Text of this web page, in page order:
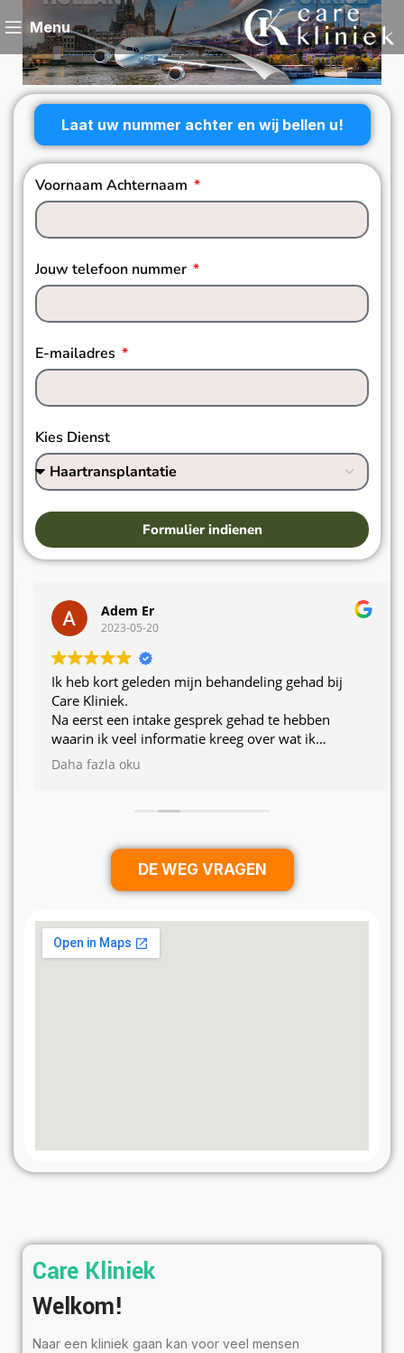
Menu
Laat uw nummer achter en wij bellen u!
Voornaam Achternaam
Jouw telefoon nummer
E-mailadres
Kies Dienst
Formulier indienen
Adem Er
2023-05-20
Ik heb kort geleden mijn behandeling gehad bij
Care Kliniek.
Na eerst een intake gesprek gehad te hebben
waarin ik veel informatie kreeg over wat ik
verwachten kon, is op een later tijdstip de
Dit werd gedaan door zeer vakkundig en vriendelijk
Nu een paar weken later heb ik al weer haar 🙂
Het haar groeit prima en ziet er zeer goed uit.
krijg ook veel leuke reacties van andere mensen.
Leuk he 🙂
Daha fazla oku
DE WEG VRAGEN
Care Kliniek
Welkom!
Naar een kliniek gaan kan voor veel mensen